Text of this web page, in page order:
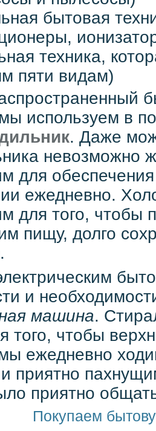
бытовая
техника,
пяти видам)
используем в
. Даже
невозможно
для
ежедневно.
для того, чтобы
пищу, долго
и
машина.
того, чтобы
ежедневно
приятно
приятно
Покупаем